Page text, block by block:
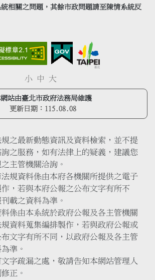
相關之問題，其餘市政問題請至陳情系統反
小 中 大
站由臺北市政府法務局維護
更新日期： 115.08.08
之最新動態資訊及資料檢索，並不提
之服務，如有法律上的疑義，建議您
主管機關洽詢。
規資料係由本府各機關所提供之電子
，若與本府公報之公布文字有所不
載之資料為準。
係由本系統於政府公報及各主管機關
資料蒐集編排製作，若與政府公報或
文字有所不同，以政府公報及各主管
準。
字疏漏之處，敬請告知本網站管理人
正。